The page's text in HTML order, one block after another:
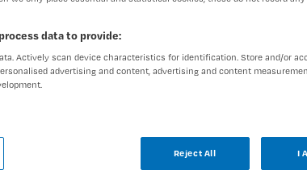
bij Koninklijke Visio is niet meer
die voor u wellicht interessant
data to provide:
Actively scan device characteristics for identification. Store and/or
advertising and content, advertising and content
Reject All I